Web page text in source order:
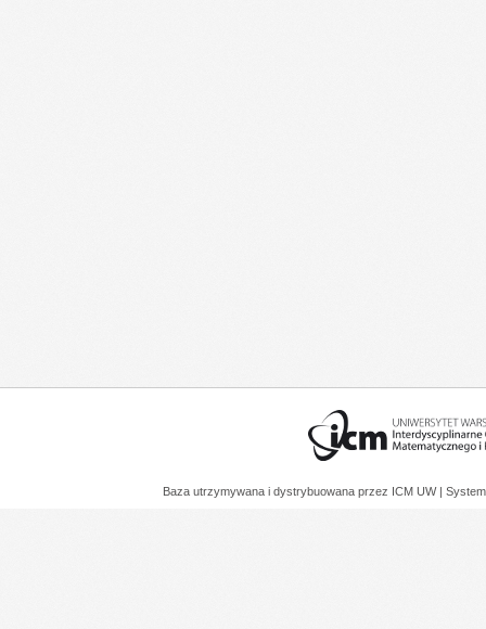
Baza utrzymywana i dystrybuowana przez ICM UW |